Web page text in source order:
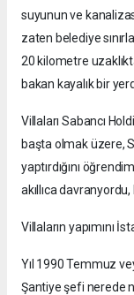
suyunun ve
zaten belediye
20 kilometre
bakan kayalık bir
Villaları Sabancı
başta olmak üzere,
yaptırdığını
akıllıca
Villaların yapımını
Yıl 1990 Temmuz
Şantiye şefi nerede